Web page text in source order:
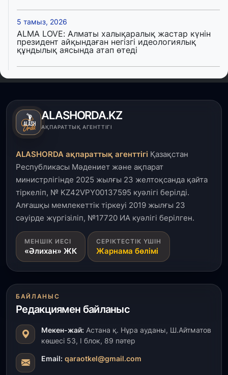
5 тамыз, 2026
ALMA LOVE: Алматы халықаралық жастар күнін
президент айқындаған негізгі идеологиялық
құндылық аясында атап өтеді
5 тамыз, 2026
тұрғын үйді салып бітті
4 тамыз, 2026
3 тамыз, 2026
Өңірлерде жаңа вокзалдар, су құбыры,
логистикалық хаб және тұрғын үйлер
пайдалануға берілді
3 тамыз, 2026
Қызылордада 300 орындық аурухана,
Президенттік кітапхана және жаңа театр
салынып жатыр
Кинопоиск Қазақстан азаматтарының ең
танымал онлайн-кинотеатрына айналды
31 шілде, 2026
ұстаздар «Әділет» партиясына өз ұсыныстарын
айтты
ALASHORDA.KZ
АҚПАРАТТЫҚ АГЕНТТІГІ
ALASHORDA ақпараттық агенттігі Қазақстан
Республикасы Мәдениет және ақпарат
министрлігінде 2025 жылғы 23 желтоқсанда қайта
тіркеліп, № KZ42VPY00137595 куәлігі берілді.
Алғашқы мемлекеттік тіркеуі 2019 жылғы 23
сәуірде жүргізіліп, №17720 ИА куәлігі берілген.
МЕНШІК ИЕСІ
«Әлихан» ЖК
СЕРІКТЕСТІК ҮШІН
Жарнама бөлімі
БАЙЛАНЫС
Редакциямен байланыс
Мекен-жай: Астана қ. Нұра ауданы, Ш.Айтматов
көшесі 53, І блок, 89 пәтер
Email: qaraotkel@gmail.com